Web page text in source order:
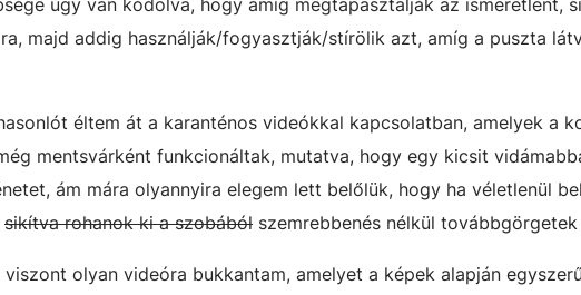
úgy van kódolva, hogy amíg megtapasztalják az ismeretlent,
majd addig használják/fogyasztják/stírölik azt, amíg a puszta
éltem át a karanténos videókkal kapcsolatban, amelyek a
mentsvárként funkcionáltak, mutatva, hogy egy kicsit
ám mára olyannyira elegem lett belőlük, hogy ha véletlenül
sikítva rohanok ki a szobából szemrebbenés nélkül
viszont olyan videóra bukkantam, amelyet a képek alapján